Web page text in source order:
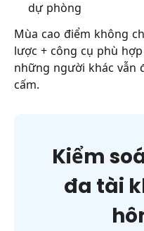
dự phòng
Mùa cao điểm không
lược + công cụ phù
những người khác vẫn
cấm.
Kiểm
đa tài